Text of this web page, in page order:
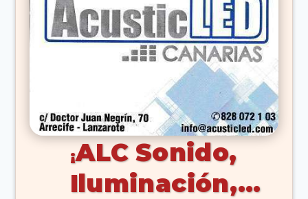
ALC Sonido,
Iluminación,